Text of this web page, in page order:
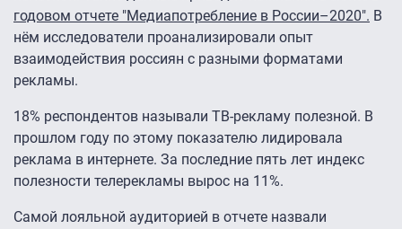
годовом отчете "Медиапотребление в России–2020". В
нём исследователи проанализировали опыт
взаимодействия россиян с разными форматами
рекламы.
18% респондентов называли ТВ-рекламу полезной. В
прошлом году по этому показателю лидировала
реклама в интернете. За последние пять лет индекс
полезности телерекламы вырос на 11%.
Самой лояльной аудиторией в отчете назвали